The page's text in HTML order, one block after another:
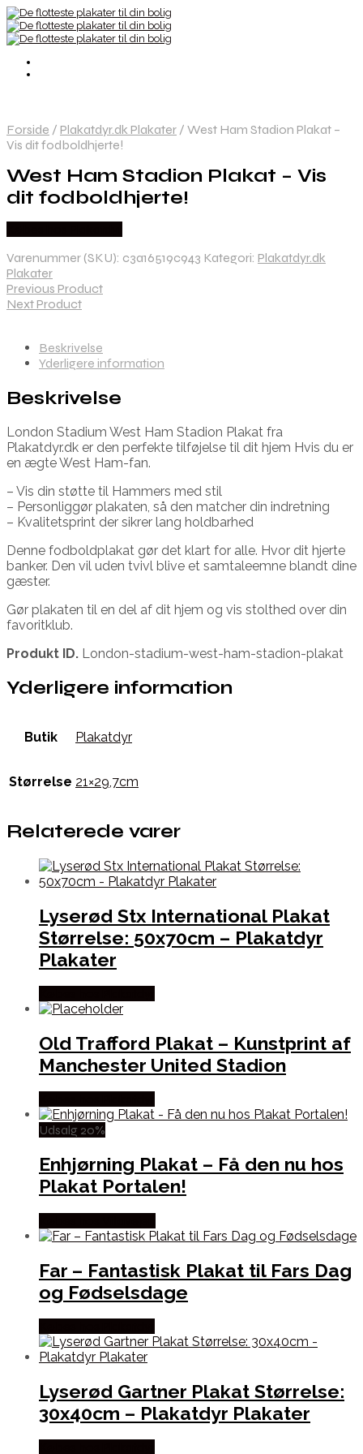
Forside / Plakatdyr.dk Plakater / West Ham Stadion Plakat –
Vis dit fodboldhjerte!
West Ham Stadion Plakat – Vis
dit fodboldhjerte!
Varenummer (SKU): c3a16519c943 Kategori: Plakatdyr.dk
Plakater
Previous Product
Next Product
Beskrivelse
Yderligere information
Beskrivelse
London Stadium West Ham Stadion Plakat fra
Plakatdyr.dk er den perfekte tilføjelse til dit hjem Hvis du er
en ægte West Ham-fan.
– Vis din støtte til Hammers med stil
– Personliggør plakaten, så den matcher din indretning
– Kvalitetsprint der sikrer lang holdbarhed
Denne fodboldplakat gør det klart for alle. Hvor dit hjerte
banker. Den vil uden tvivl blive et samtaleemne blandt dine
gæster.
Gør plakaten til en del af dit hjem og vis stolthed over din
favoritklub.
Produkt ID. London-stadium-west-ham-stadion-plakat
Yderligere information
Butik Plakatdyr
Størrelse 21×29,7cm
Relaterede varer
Lyserød Stx International Plakat
Størrelse: 50x70cm – Plakatdyr
Plakater
Old Trafford Plakat – Kunstprint af
Manchester United Stadion
Udsalg 20%
Enhjørning Plakat – Få den nu hos
Plakat Portalen!
Far – Fantastisk Plakat til Fars Dag
og Fødselsdage
Lyserød Gartner Plakat Størrelse:
30x40cm – Plakatdyr Plakater